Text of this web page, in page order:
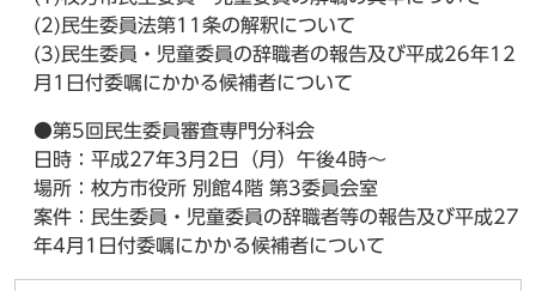
(2)民生委員法第11条の解釈について
(3)民生委員・児童委員の辞職者の報告及び平成26年12
月1日付委嘱にかかる候補者について
●第5回民生委員審査専門分科会
日時：平成27年3月2日（月）午後4時～
場所：枚方市役所 別館4階 第3委員会室
案件：民生委員・児童委員の辞職者等の報告及び平成27
年4月1日付委嘱にかかる候補者について